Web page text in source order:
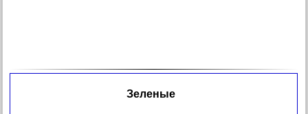
Зеленые